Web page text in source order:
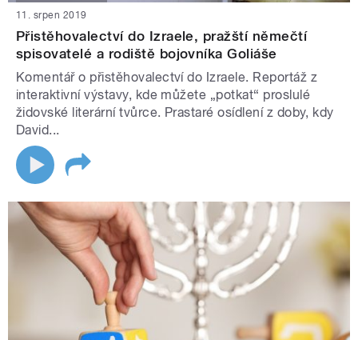
11. srpen 2019
Přistěhovalectví do Izraele, pražští němečtí
spisovatelé a rodiště bojovníka Goliáše
Komentář o přistěhovalectví do Izraele. Reportáž z
interaktivní výstavy, kde můžete „potkat“ proslulé
židovské literární tvůrce. Prastaré osídlení z doby, kdy
David...